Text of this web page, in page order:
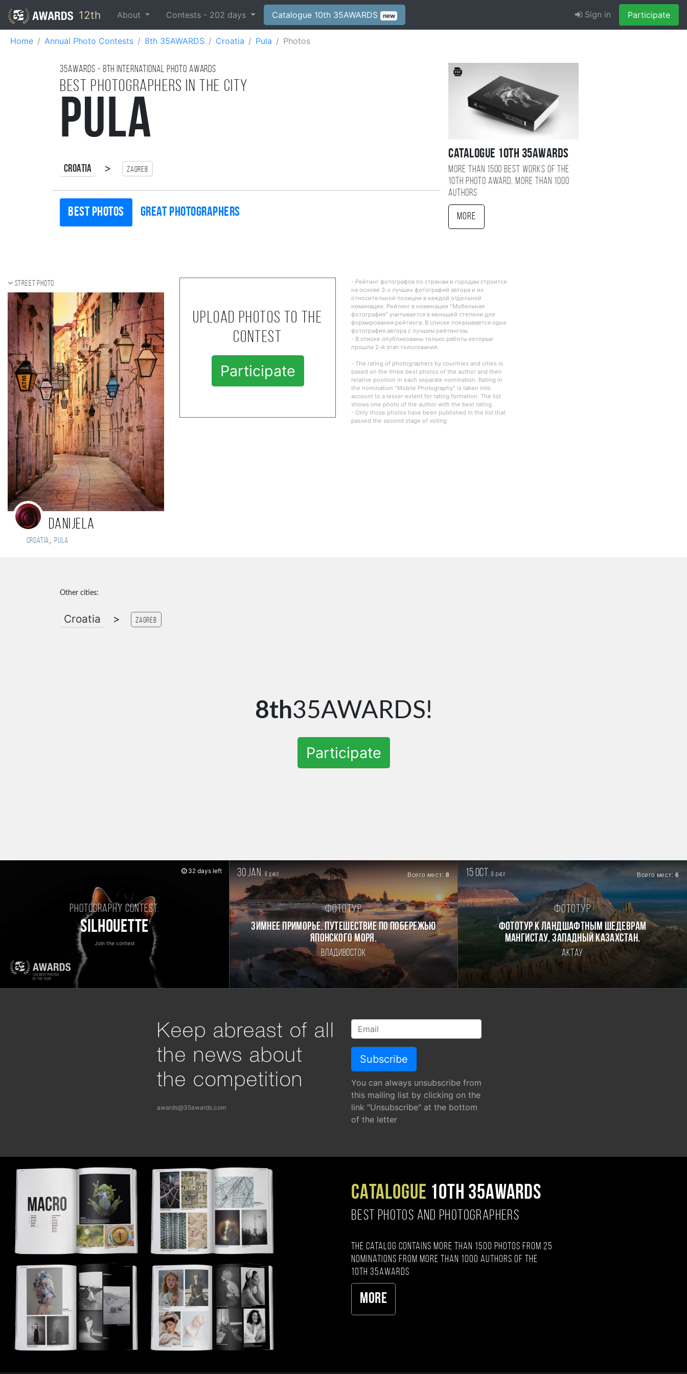
12th About Contests - 202 days Catalogue 10th 35AWARDS new Sign in Participate
Home Annual Photo Contests 8th 35AWARDS Croatia Pula Photos
35AWARDS - 8TH international photo awards
Best photographers in the city
Pula
Croatia > Zagreb
Best photos Great photographers
Catalogue 10TH 35AWARDS
More than 1500 best works of the
10TH photo award, more than 1000
authors
More
Street photo
Danijela
Croatia, Pula
Upload photos to the
contest
Participate
- Рейтинг фотографов по странам и городам строится
на основе 3-х лучших фотографий автора и их
относительной позиции в каждой отдельной
номинации. Рейтинг в номинации "Мобильная
фотография" учитывается в меньшей степени для
формирования рейтинга. В списке показывается одна
фотография автора с лучшим рейтингом.
- В списке опубликованы только работы которые
прошли 2-й этап голосования.
- The rating of photographers by countries and cities is
based on the three best photos of the author and their
relative position in each separate nomination. Rating in
the nomination "Mobile Photography" is taken into
account to a lesser extent for rating formation. The list
shows one photo of the author with the best rating.
- Only those photos have been published in the list that
passed the second stage of voting.
Other cities:
Croatia > Zagreb
8th35AWARDS!
Participate
Photography contest:
Silhouette
Join the contest
32 days left 30 jan. 9дней Всего мест:8
Фототур
ЗИМНЕЕ ПРИМОРЬЕ. ПУТЕШЕСТВИЕ ПО ПОБЕРЕЖЬЮ
ЯПОНСКОГО МОРЯ.
Владивосток
15 oct. 8дней Всего мест:6
Фототур
Фототур к ландшафтным шедеврам
Мангистау. Западный Казахстан.
Актау
Keep abreast of all
the news about
the competition
awards@35awards.com
You can always unsubscribe from
this mailing list by clicking on the
link "Unsubscribe" at the bottom
of the letter
CATALOGUE 10TH 35AWARDS
BEST PHOTOS AND PHOTOGRAPHERS
The catalog contains more than 1500 photos from 25
nominations from more than 1000 authors of the
10th 35AWARDS
More